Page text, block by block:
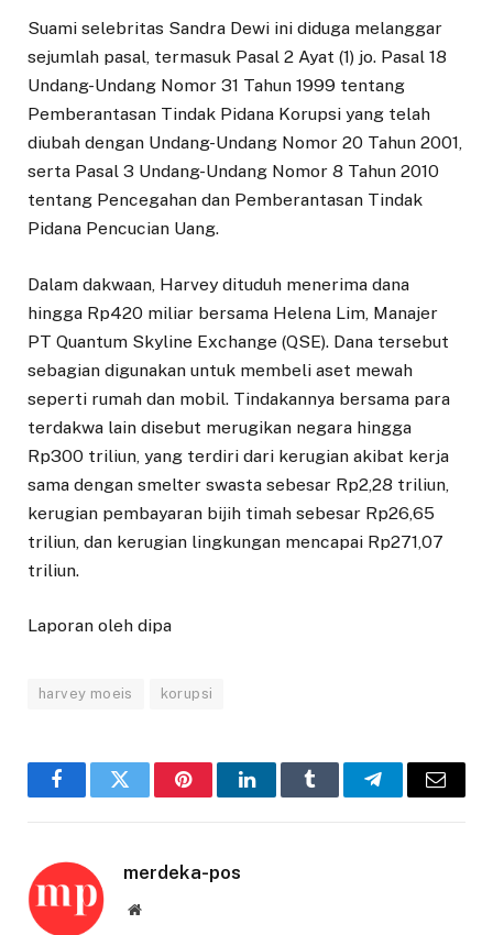
Suami selebritas Sandra Dewi ini diduga melanggar
sejumlah pasal, termasuk Pasal 2 Ayat (1) jo. Pasal 18
Undang-Undang Nomor 31 Tahun 1999 tentang
Pemberantasan Tindak Pidana Korupsi yang telah
diubah dengan Undang-Undang Nomor 20 Tahun 2001,
serta Pasal 3 Undang-Undang Nomor 8 Tahun 2010
tentang Pencegahan dan Pemberantasan Tindak
Pidana Pencucian Uang.
Dalam dakwaan, Harvey dituduh menerima dana
hingga Rp420 miliar bersama Helena Lim, Manajer
PT Quantum Skyline Exchange (QSE). Dana tersebut
sebagian digunakan untuk membeli aset mewah
seperti rumah dan mobil. Tindakannya bersama para
terdakwa lain disebut merugikan negara hingga
Rp300 triliun, yang terdiri dari kerugian akibat kerja
sama dengan smelter swasta sebesar Rp2,28 triliun,
kerugian pembayaran bijih timah sebesar Rp26,65
triliun, dan kerugian lingkungan mencapai Rp271,07
triliun.
Laporan oleh dipa
harvey moeis korupsi
FacebookTwitter PinterestLinkedInTumblr TelegramEmail
merdeka-pos
Website